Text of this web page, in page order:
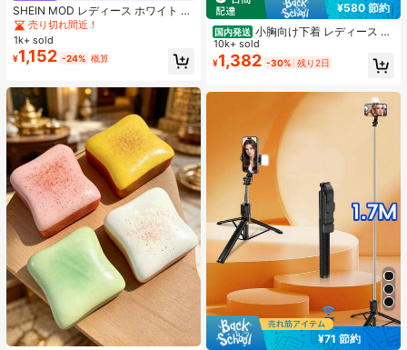
SHEIN MOD レディース ホワイト 夏
用 かわいい エレガント ティーパー
ティー レース パフスリーブ シング
ルブレスト ブラウス、ヴィンテージ
コートスタイル クロップトップ、ピ
売り切れ間近！
1k+ sold
¥1,152 -24% 概算
¥580 節約
国内発送 小胸向け下着 レディース 、
脇高UPブラジャー 無地チューブト
ップ 、ストラップレスカップ付きブ
ラ 、取り外し可能な肩紐インナー、
トップ 白
10k+ sold
¥1,382 -30% 残り2日
¥71 節約